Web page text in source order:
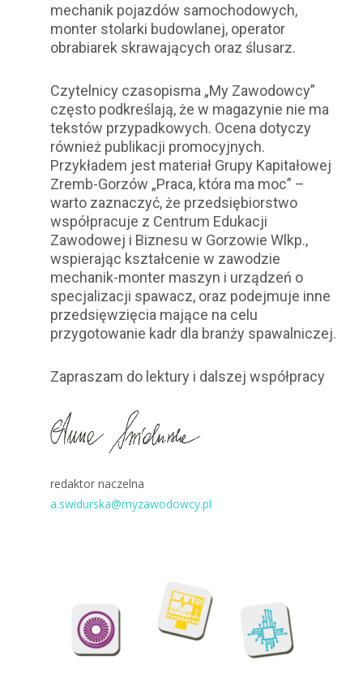
mechanik pojazdów samochodowych,
monter stolarki budowlanej, operator
obrabiarek skrawających oraz ślusarz.
Czytelnicy czasopisma „My Zawodowcy”
często podkreślają, że w magazynie nie ma
tekstów przypadkowych. Ocena dotyczy
również publikacji promocyjnych.
Przykładem jest materiał Grupy Kapitałowej
Zremb-Gorzów „Praca, która ma moc” –
warto zaznaczyć, że przedsiębiorstwo
współpracuje z Centrum Edukacji
Zawodowej i Biznesu w Gorzowie Wlkp.,
wspierając kształcenie w zawodzie
mechanik-monter maszyn i urządzeń o
specjalizacji spawacz, oraz podejmuje inne
przedsięwzięcia mające na celu
przygotowanie kadr dla branży spawalniczej.
Zapraszam do lektury i dalszej współpracy
redaktor naczelna
a.swidurska@myzawodowcy.pl